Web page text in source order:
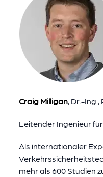
Craig Milligan, Dr.-Ing.,
Leitender Ingenieur
Als internationaler
mehr als 600 Studien